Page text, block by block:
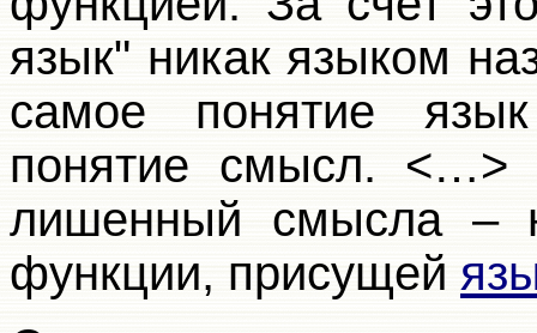
язык" никак языком
самое понятие
понятие смысл. <…>
лишенный смысла –
функции, присущей